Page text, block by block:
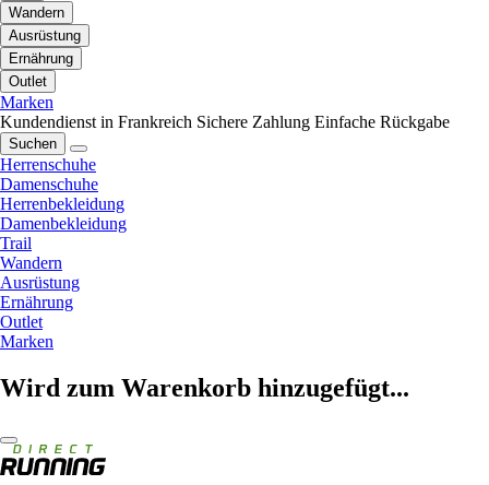
Wandern
Ausrüstung
Ernährung
Outlet
Marken
Kundendienst in Frankreich Sichere Zahlung Einfache Rückgabe
Suchen
Herrenschuhe
Damenschuhe
Herrenbekleidung
Damenbekleidung
Trail
Wandern
Ausrüstung
Ernährung
Outlet
Marken
Wird zum Warenkorb hinzugefügt...